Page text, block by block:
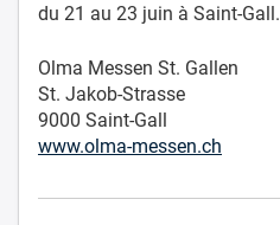
du 21 au 23 juin à Saint-Gall.
Olma Messen St. Gallen
St. Jakob-Strasse
9000 Saint-Gall
www.olma-messen.ch